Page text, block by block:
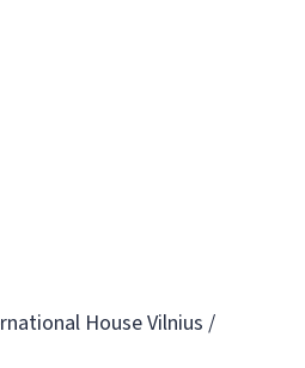
House Vilnius /